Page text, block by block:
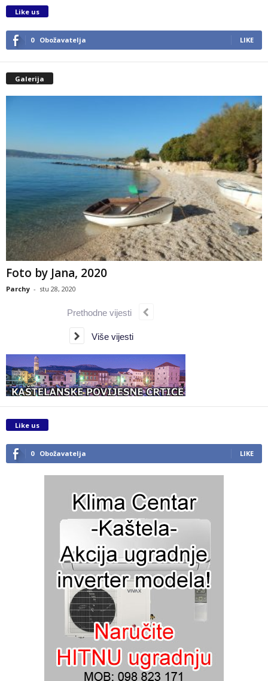
Like us
0 Obožavatelja LIKE
Galerija
Foto by Jana, 2020
Parchy - stu 28, 2020
Prethodne vijesti
Više vijesti
Like us
0 Obožavatelja LIKE